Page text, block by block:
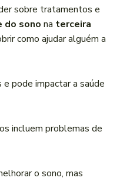
sobre tratamentos e
do sono na terceira
como ajudar alguém a
pode impactar a saúde
incluem problemas de
o sono, mas